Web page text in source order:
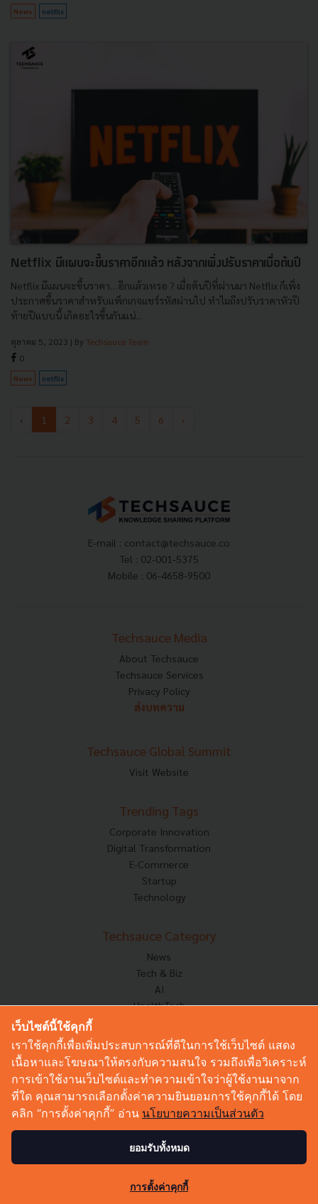
News netflix
Netflix มีแผนจะขึ้นราคาอีกแล้ว หลังจากเพิ่งปรับราคาเมื่อต้นปี
Netflix มีแผนจะขึ้นราคา…อีกแล้วเหรอ ? เมื่อต้นปีที่ผ่านมา Netflix ก็เพิ่ง
ประกาศขึ้นราคาสำหรับแพ็กเกจแชร์รหัสผ่านไป ทำไมถึงปรับราคาหัวปี
ท้ายปีแบบนี้ เกิดอะไรขึ้นกันแน่...
ตุลาคม 5, 2023 | By Techsauce Team
0
News netflix
‹ 1 2 3 4 5 6 ›
E-mail : contact@techsauce.co
Tel : 02-001-5375
Mobile : 06-4658-9500
Techsauce Media
About Techsauce
Techsauce Services
Privacy Policy
ส่งบทความ
Techsauce Global Summit
Visit Website
Trending Tags
Corporate Innovation
Digital Transformation
E-Commerce
Startup
Technology
Techsauce Category
News
Tech & Biz
AI
HealthTech
Corp Innov
Saucy Thoughts
Based On
Sustainable
Videos
Podcast
© Copyright 2026 :Techsauce All rights reserved.
เว็บไซต์นี้ใช้คุกกี้
เราใช้คุกกี้เพื่อเพิ่มประสบการณ์ที่ดีในการใช้เว็บไซต์ แสดง
เนื้อหาและโฆษณาให้ตรงกับความสนใจ รวมถึงเพื่อวิเคราะห์
การเข้าใช้งานเว็บไซต์และทำความเข้าใจว่าผู้ใช้งานมาจาก
ที่ใด คุณสามารถเลือกตั้งค่าความยินยอมการใช้คุกกี้ได้ โดย
คลิก “การตั้งค่าคุกกี้” อ่าน นโยบายความเป็นส่วนตัว
ยอมรับทั้งหมด
การตั้งค่าคุกกี้